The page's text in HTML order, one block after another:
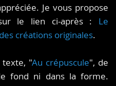
Je vous propose
le lien ci-après : Le
créations originales.
texte, "Au crépuscule", de
fond ni dans la forme.